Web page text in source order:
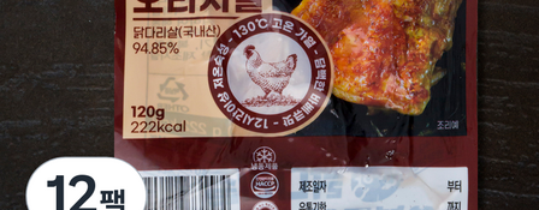
자
[EatingNOW
ㅣ
추
천
상